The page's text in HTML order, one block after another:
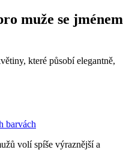
muže se jménem
které působí elegantně,
barvách
volí spíše výraznější a